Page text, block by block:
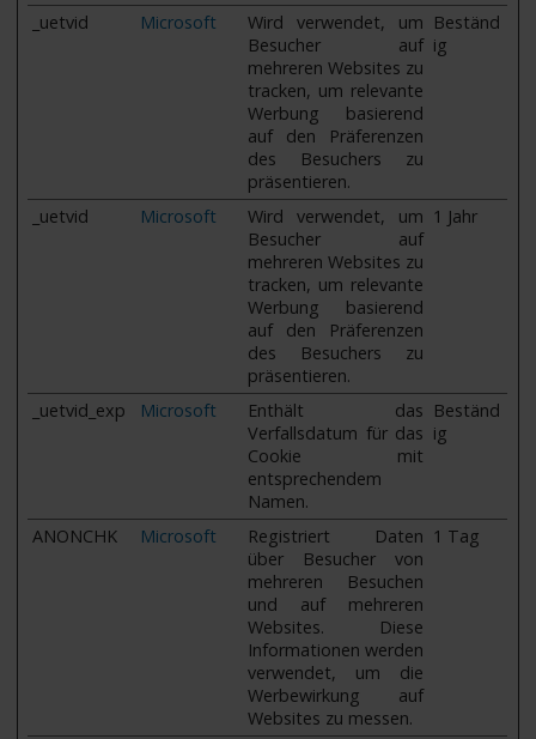
_uetvid Microsoft
Wird verwendet, um
Besucher auf
mehreren Websites zu
tracken, um relevante
Werbung basierend
auf den Präferenzen
des Besuchers zu
präsentieren.
Beständ
ig
_uetvid Microsoft
Wird verwendet, um
Besucher auf
mehreren Websites zu
tracken, um relevante
Werbung basierend
auf den Präferenzen
des Besuchers zu
präsentieren.
1 Jahr
_uetvid_exp Microsoft
Enthält das
Verfallsdatum für das
Cookie mit
entsprechendem
Namen.
Beständ
ig
ANONCHK Microsoft
Registriert Daten
über Besucher von
mehreren Besuchen
und auf mehreren
Websites. Diese
Informationen werden
verwendet, um die
Werbewirkung auf
Websites zu messen.
1 Tag